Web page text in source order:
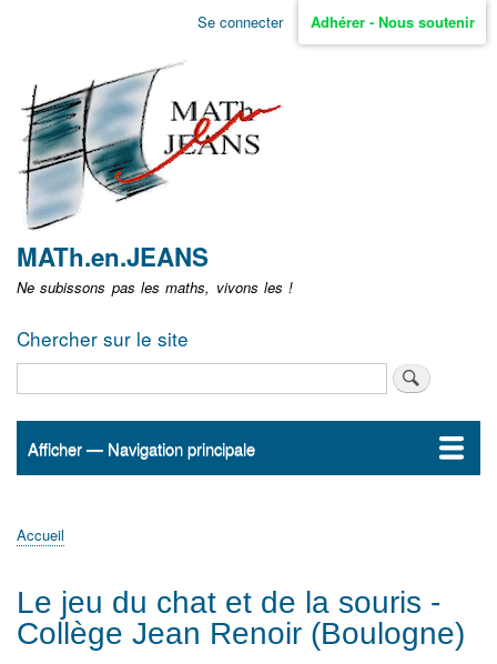
Aller
non
identifié
Se connecter Adhérer - Nous soutenir
MATh.en.JEANS
Ne subissons pas les maths, vivons les !
Chercher sur le site
Navigation
Afficher — Navigation principale
Accueil
ActualitésMATh.en.JEANS ?
Régions et Ateliers
Créer, gérer un atelier
Sujets/Publications
Congrès
d'Ariane
Accueil
Le jeu du chat et de la souris -
Collège Jean Renoir (Boulogne)